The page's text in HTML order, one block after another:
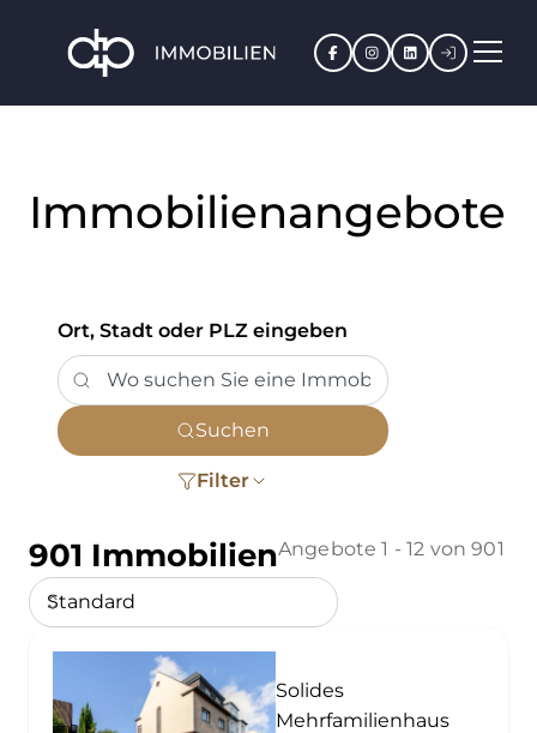
Facebook
Instagram
LinkedIn
Immobilienangebote
Ort, Stadt oder PLZ eingeben
Suchen
Filter
901 ImmobilienAngebote 1 - 12 von 901
Solides
Mehrfamilienhaus